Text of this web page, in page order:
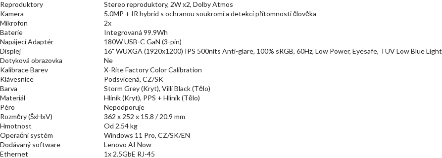
Reproduktory
Stereo reproduktory, 2W x2, Dolby Atmos
Kamera
5.0MP + IR hybrid s ochranou soukromí a detekcí přítomnosti člověka
Mikrofon
2x
Baterie
Integrovaná 99.9Wh
Napájecí Adaptér
180W USB-C GaN (3-pin)
Displej
16" WUXGA (1920x1200) IPS 500nits Anti-glare, 100% sRGB, 60Hz, Low Power, Eyesafe, TÜV Low Blue Light
Dotyková obrazovka
Ne
Kalibrace Barev
X-Rite Factory Color Calibration
Klávesnice
Podsvícená, CZ/SK
Barva
Storm Grey (Kryt), Villi Black (Tělo)
Materiál
Hliník (Kryt), PPS + Hliník (Tělo)
Péro
Nepodporuje
Rozměry (ŠxHxV)
362 x 252 x 15.8 / 20.9 mm
Hmotnost
Od 2.54 kg
Operační systém
Windows 11 Pro, CZ/SK/EN
Dodávaný software
Lenovo AI Now
Ethernet
1x 2.5GbE RJ-45